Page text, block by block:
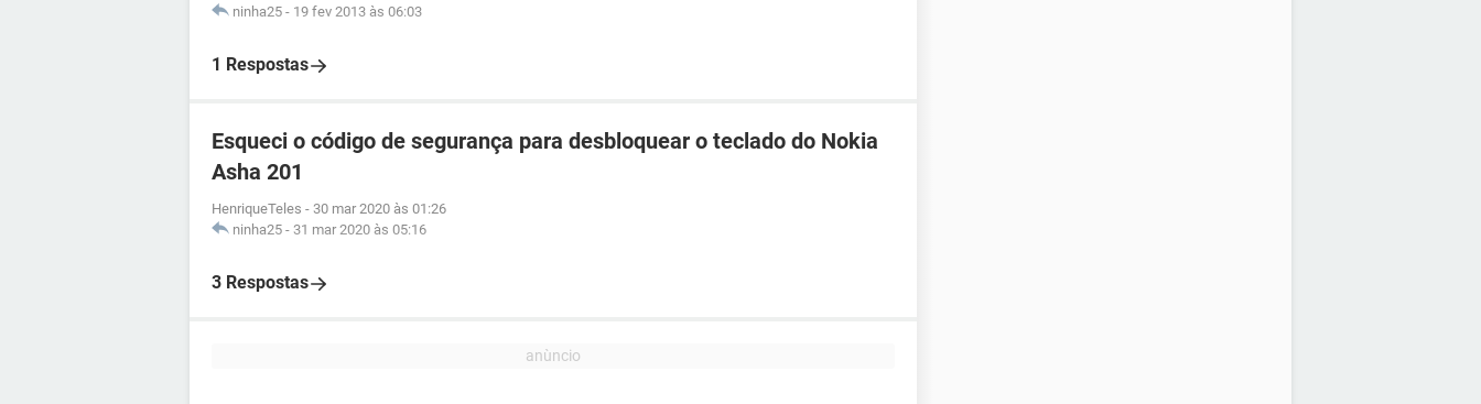
ninha25 - 19 fev 2013 às 06:03
1 Respostas
Esqueci o código de segurança para desbloquear o teclado do Nokia
Asha 201
HenriqueTeles - 30 mar 2020 às 01:26
ninha25 - 31 mar 2020 às 05:16
3 Respostas